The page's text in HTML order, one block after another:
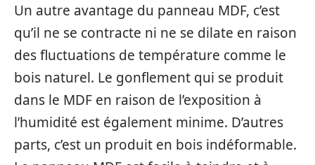
Un autre avantage du panneau MDF, c’est
qu’il ne se contracte ni ne se dilate en raison
des fluctuations de température comme le
bois naturel. Le gonflement qui se produit
dans le MDF en raison de l’exposition à
l’humidité est également minime. D’autres
parts, c’est un produit en bois indéformable.